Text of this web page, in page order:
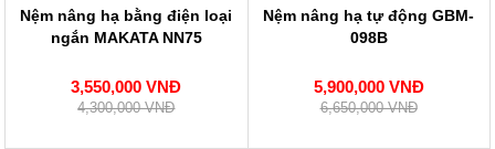
Nệm nâng hạ bằng điện loại
ngắn MAKATA NN75
3,550,000 VNĐ
4,300,000 VNĐ
Nệm nâng hạ tự động GBM-
098B
5,900,000 VNĐ
6,650,000 VNĐ